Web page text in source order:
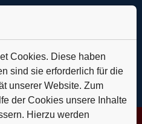
& Söhne: Geothermie ist
Cookies. Diese haben
sind sie erforderlich für die
unserer Website. Zum
der Cookies unsere Inhalte
Hierzu werden